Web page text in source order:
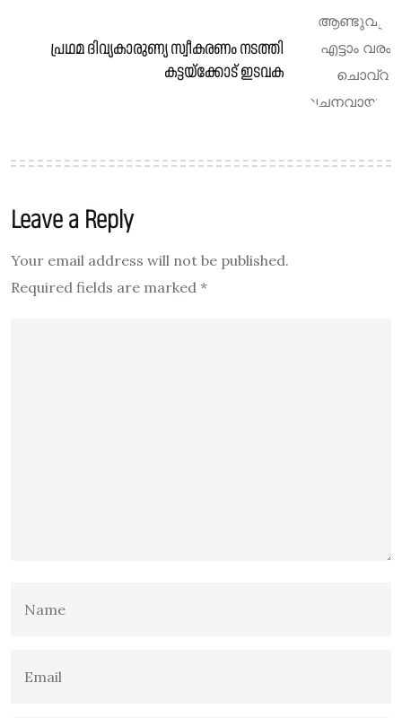
പ്രഥമ ദിവ്യകാരുണ്യ സ്വീകരണം നടത്തി
കട്ടയ്ക്കോട് ഇടവക
Leave a Reply
Your email address will not be published.
Required fields are marked *